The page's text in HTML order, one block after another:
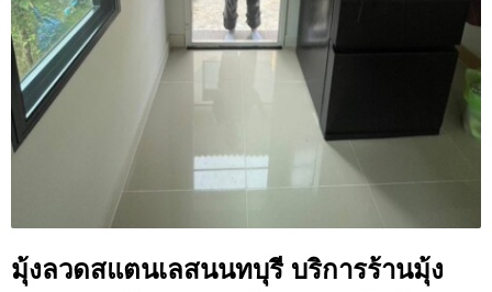
มุ้งลวดสแตนเลสนนทบุรี บริการร้านมุ้ง